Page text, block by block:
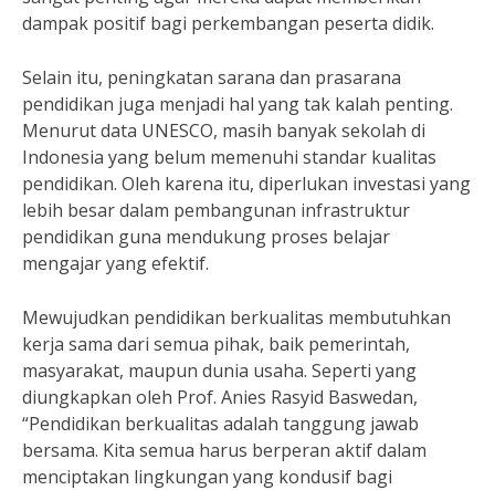
dampak positif bagi perkembangan peserta didik.
Selain itu, peningkatan sarana dan prasarana
pendidikan juga menjadi hal yang tak kalah penting.
Menurut data UNESCO, masih banyak sekolah di
Indonesia yang belum memenuhi standar kualitas
pendidikan. Oleh karena itu, diperlukan investasi yang
lebih besar dalam pembangunan infrastruktur
pendidikan guna mendukung proses belajar
mengajar yang efektif.
Mewujudkan pendidikan berkualitas membutuhkan
kerja sama dari semua pihak, baik pemerintah,
masyarakat, maupun dunia usaha. Seperti yang
diungkapkan oleh Prof. Anies Rasyid Baswedan,
“Pendidikan berkualitas adalah tanggung jawab
bersama. Kita semua harus berperan aktif dalam
menciptakan lingkungan yang kondusif bagi